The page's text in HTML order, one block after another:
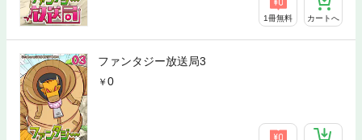
1冊無料 カートへ
ファンタジー放送局3
0